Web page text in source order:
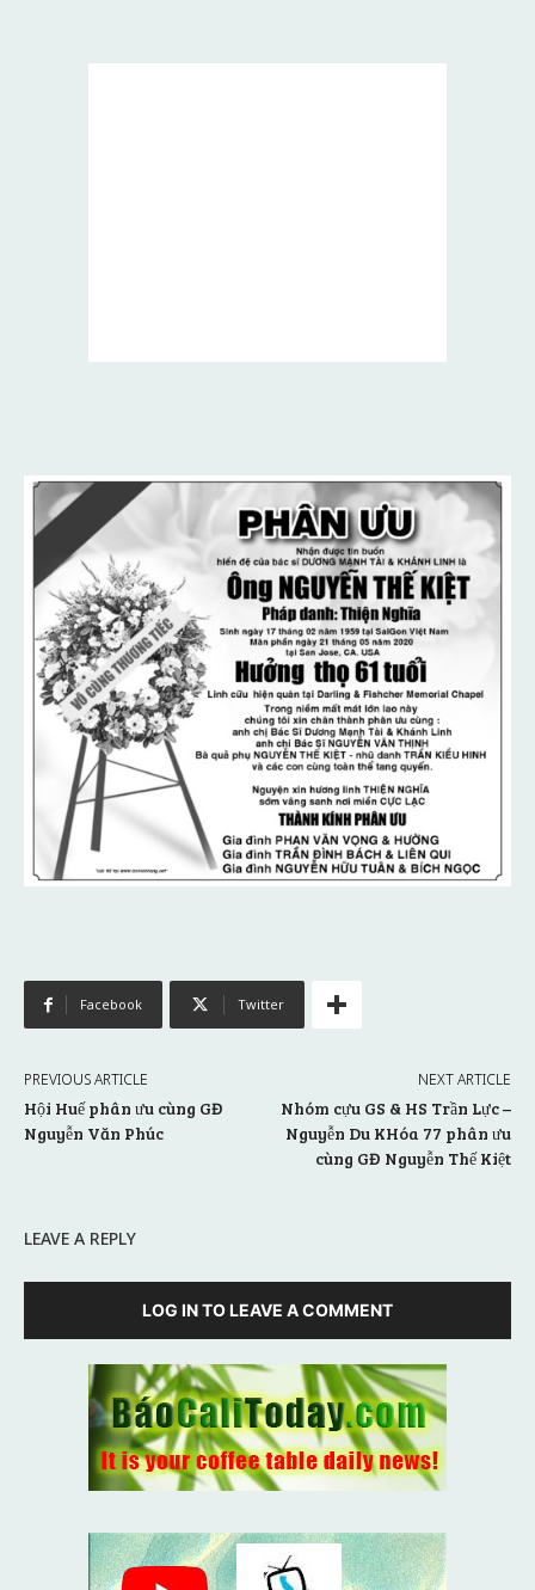
Facebook Twitter
PREVIOUS ARTICLE
Hội Huế phân ưu cùng GĐ
Nguyễn Văn Phúc
NEXT ARTICLE
Nhóm cựu GS & HS Trần Lực –
Nguyễn Du KHóa 77 phân ưu
cùng GĐ Nguyễn Thế Kiệt
LEAVE A REPLY
LOG IN TO LEAVE A COMMENT